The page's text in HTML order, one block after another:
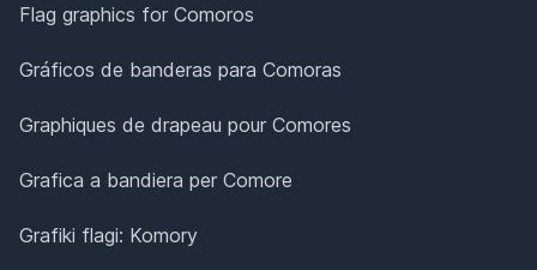
Flag graphics for Comoros
Gráficos de banderas para Comoras
Graphiques de drapeau pour Comores
Grafica a bandiera per Comore
Grafiki flagi: Komory